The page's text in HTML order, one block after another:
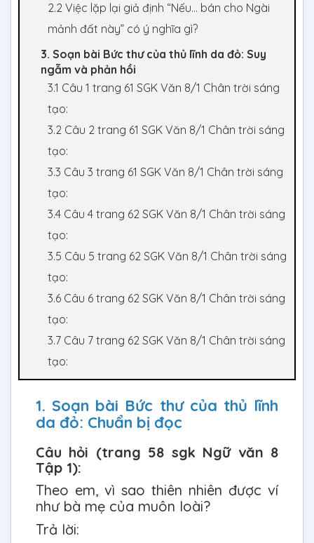
2.2 Việc lặp lại giả định “Nếu… bán cho Ngài
mảnh đất này” có ý nghĩa gì?
3. Soạn bài Bức thư của thủ lĩnh da đỏ: Suy
ngẫm và phản hồi
3.1 Câu 1 trang 61 SGK Văn 8/1 Chân trời sáng
tạo:
3.2 Câu 2 trang 61 SGK Văn 8/1 Chân trời sáng
tạo:
3.3 Câu 3 trang 61 SGK Văn 8/1 Chân trời sáng
tạo:
3.4 Câu 4 trang 62 SGK Văn 8/1 Chân trời sáng
tạo:
3.5 Câu 5 trang 62 SGK Văn 8/1 Chân trời sáng
tạo:
3.6 Câu 6 trang 62 SGK Văn 8/1 Chân trời sáng
tạo:
3.7 Câu 7 trang 62 SGK Văn 8/1 Chân trời sáng
tạo:
1. Soạn bài Bức thư của thủ lĩnh
da đỏ: Chuẩn bị đọc
Câu hỏi (trang 58 sgk Ngữ văn 8
Tập 1):
Theo em, vì sao thiên nhiên được ví
như bà mẹ của muôn loài?
Trả lời: